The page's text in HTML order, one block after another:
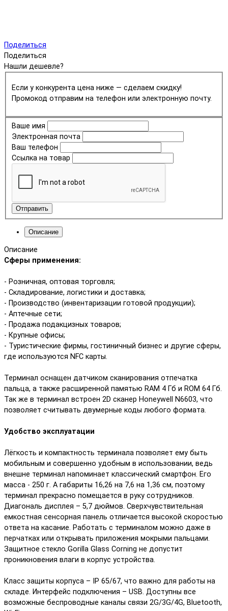
Поделиться
Поделиться
Нашли дешевле?
Если у конкурента цена ниже — сделаем скидку!
Промокод отправим на телефон или электронную почту.
Ваше имя
Электронная почта
Ваш телефон
Ссылка на товар
Отправить
Описание
Описание
Сферы применения:
- Розничная, оптовая торговля;
- Складирование, логистики и доставка;
- Производство (инвентаризации готовой продукции);
- Аптечные сети;
- Продажа подакцизных товаров;
- Крупные офисы;
- Туристические фирмы, гостиничный бизнес и другие сферы,
где используются NFC карты.
Терминал оснащен датчиком сканирования отпечатка
пальца, а также расширенной памятью RAM 4 Гб и ROM 64 Гб.
Так же в терминал встроен 2D сканер Honeywell N6603, что
позволяет считывать двумерные коды любого формата.
Удобство эксплуатации
Лёгкость и компактность терминала позволяет ему быть
мобильным и совершенно удобным в использовании, ведь
внешне терминал напоминает классический смартфон. Его
масса - 250 г. А габариты 16,26 на 7,6 на 1,36 см, поэтому
терминал прекрасно помещается в руку сотрудников.
Диагональ дисплея – 5,7 дюймов. Сверхчувствительная
емкостная сенсорная панель отличается высокой скоростью
ответа на касание. Работать с терминалом можно даже в
перчатках или открывать приложения мокрыми пальцами.
Защитное стекло Gorilla Glass Corning не допустит
проникновения влаги в корпус устройства.
Класс защиты корпуса – IP 65/67, что важно для работы на
складе. Интерфейс подключения – USB. Доступны все
возможные беспроводные каналы связи 2G/3G/4G, Bluetooth,